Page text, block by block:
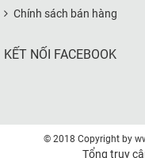
Chính sách bán hàng
KẾT NỐI FACEBOOK
© 2018 Copyright by
Tổng truy